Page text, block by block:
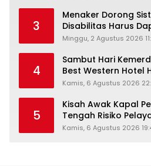
3
Menaker Dorong
Disabilitas Harus
Setara
Minggu, 2 Agustus 2026
4
Sambut Hari
Best Western Hotel
Stay Diskon Hingga
Kamis, 6 Agustus 2026
5
Kisah Awak Kapal
Tengah Risiko
Kamis, 6 Agustus 2026